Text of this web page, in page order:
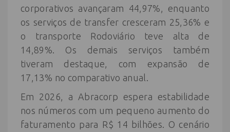
corporativos avançaram 44,97%, enquanto
os serviços de transfer cresceram 25,36% e
o transporte Rodoviário teve alta de
14,89%. Os demais serviços também
tiveram destaque, com expansão de
17,13% no comparativo anual.
Em 2026, a Abracorp espera estabilidade
nos números com um pequeno aumento do
faturamento para R$ 14 bilhões. O cenário